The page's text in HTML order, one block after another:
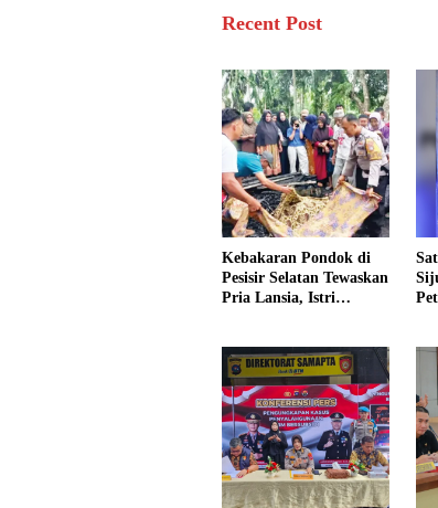
Recent Post
Kebakaran Pondok di
Pesisir Selatan Tewaskan
Pria Lansia, Istri